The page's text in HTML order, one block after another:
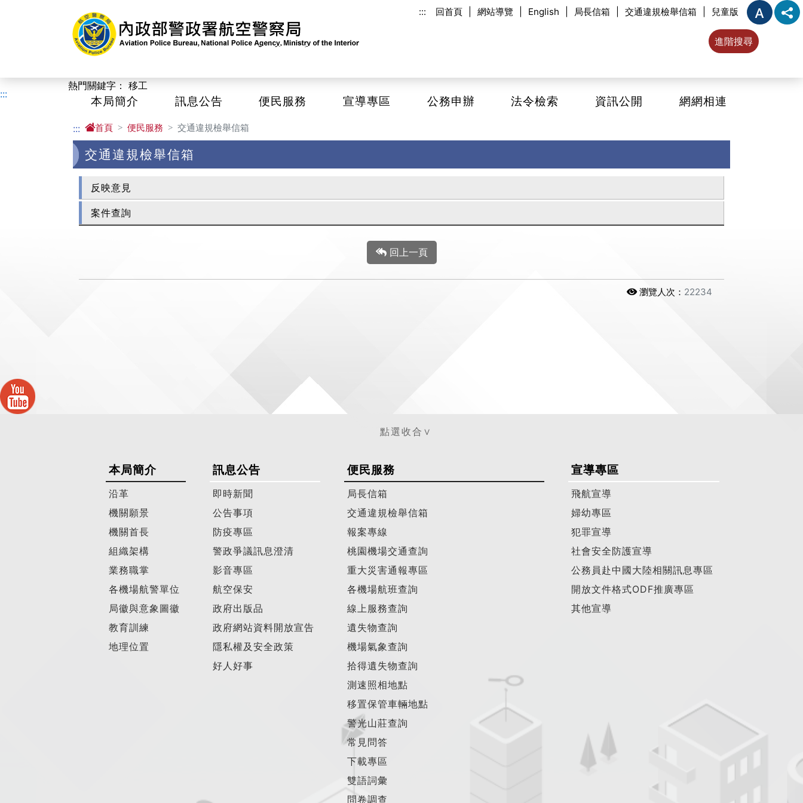
::: 回首頁 網站導覽 English 局長信箱 交通違規檢舉信箱 兒童版
進階搜尋
熱門關鍵字： 移工
::: 本局簡介 訊息公告 便民服務 宣導專區 公務申辦 法令檢索 資訊公開 網網相連
::: 首頁 便民服務 交通違規檢舉信箱
交通違規檢舉信箱
反映意見
案件查詢
回上一頁
瀏覽人次： 22234
本局簡介
沿革
機關願景
機關首長
組織架構
業務職掌
各機場航警單位
局徽與意象圖徽
教育訓練
地理位置
訊息公告
即時新聞
公告事項
防疫專區
警政爭議訊息澄清
影音專區
航空保安
政府出版品
政府網站資料開放宣告
隱私權及安全政策
好人好事
便民服務
局長信箱
交通違規檢舉信箱
報案專線
桃園機場交通查詢
重大災害通報專區
各機場航班查詢
線上服務查詢
遺失物查詢
機場氣象查詢
拾得遺失物查詢
測速照相地點
移置保管車輛地點
警光山莊查詢
常見問答
下載專區
雙語詞彙
問卷調查
宣導專區
飛航宣導
婦幼專區
犯罪宣導
社會安全防護宣導
公務員赴中國大陸相關訊息專區
開放文件格式ODF推廣專區
其他宣導